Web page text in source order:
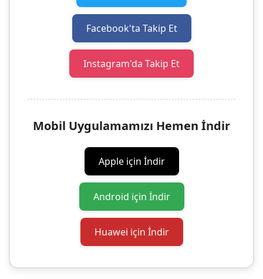
Facebook'ta Takip Et
Instagram'da Takip Et
Mobil Uygulamamızı Hemen İndir
Apple için İndir
Android için İndir
Huawei için İndir